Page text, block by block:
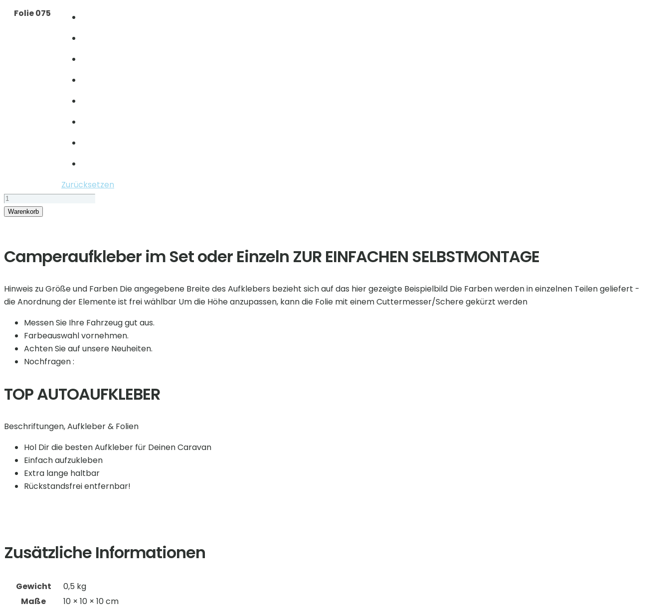
Folie 075
Zurücksetzen
Camping
Aufkleber
Berge*
Menge
Warenkorb
Camperaufkleber im Set oder Einzeln ZUR EINFACHEN SELBSTMONTAGE
Hinweis zu Größe und Farben Die angegebene Breite des Aufklebers bezieht sich auf das hier gezeigte Beispielbild Die Farben werden in einzelnen Teilen geliefert -
die Anordnung der Elemente ist frei wählbar Um die Höhe anzupassen, kann die Folie mit einem Cuttermesser/Schere gekürzt werden
Messen Sie Ihre Fahrzeug gut aus.
Farbeauswahl vornehmen.
Achten Sie auf unsere Neuheiten.
Nochfragen :
TOP AUTOAUFKLEBER
Beschriftungen, Aufkleber & Folien
Hol Dir die besten Aufkleber für Deinen Caravan
Einfach aufzukleben
Extra lange haltbar
Rückstandsfrei entfernbar!
Zusätzliche Informationen
Gewicht
0,5 kg
Maße
10 × 10 × 10 cm